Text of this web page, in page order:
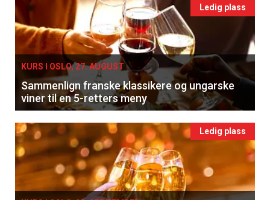
Ledig plass
KURS I OSLO, 27. AUGUST
Sammenlign franske klassikere og ungarske
viner til en 5-retters meny
Ledig plass